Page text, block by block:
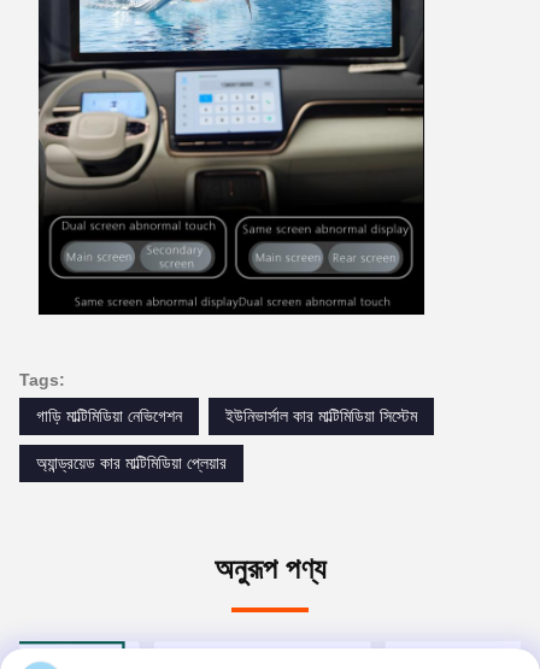
Tags:
গাড়ি মাল্টিমিডিয়া নেভিগেশন
ইউনিভার্সাল কার মাল্টিমিডিয়া সিস্টেম
অ্যান্ড্রয়েড কার মাল্টিমিডিয়া প্লেয়ার
অনুরূপ পণ্য